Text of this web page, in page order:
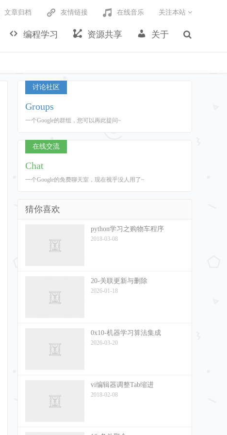
编程学习 资源共享 关于
文章归档 友情链接 在线音乐 关注本站
讨论社区
Groups
一个Google的群组，您可以再此提问~
在线交流
Chat
一个Google的免费聊天室，现在视乎没人用了~
猜你喜欢
python学习之购物车程序
2018-03-08
20-关联更新与删除
2026-01-18
0x10-机器学习算法集成
2026-03-20
vi编辑器调整Tab缩进
2018-02-08